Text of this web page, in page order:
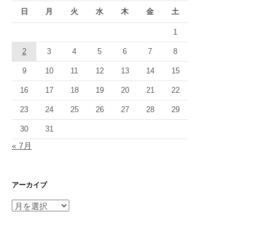
日 月 火 水 木 金 土
1
2 3 4 5 6 7 8
9 10 11 12 13 14 15
16 17 18 19 20 21 22
23 24 25 26 27 28 29
30 31
« 7月
アーカイブ
ア